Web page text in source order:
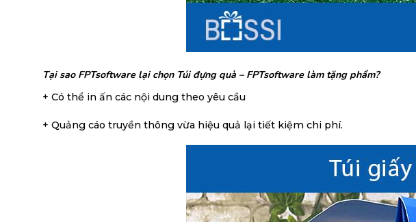
Tại sao FPTsoftware lại chọn Túi đựng quà – FPTsoftware làm tặng phẩm?
+ Có thể in ấn các nội dung theo yêu cầu
+ Quảng cáo truyền thông vừa hiệu quả lại tiết kiệm chi phí.